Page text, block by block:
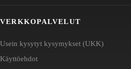
VERKKOPALVELUT
Usein kysytyt kysymykset (UKK)
Käyttöehdot